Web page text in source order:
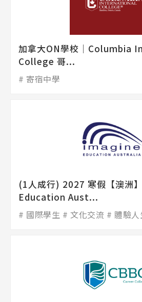
熱門搜尋：
護理 加拿大RO
Pathway
加拿大ON學校│Columbia
College 哥...
寄宿中學
(1人成行) 2027 寒假【澳洲
Education Aust...
國際學生 文化交流 體驗人